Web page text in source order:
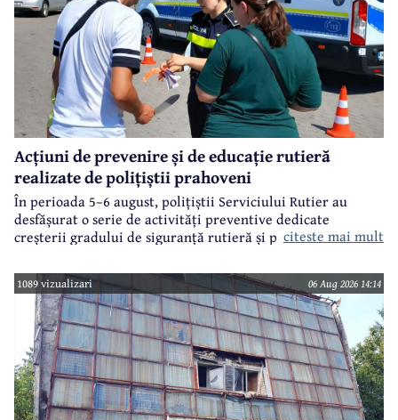
Acțiuni de prevenire și de educație rutieră
realizate de polițiștii prahoveni
În perioada 5–6 august, polițiștii Serviciului Rutier au
desfășurat o serie de activități preventive dedicate
creșterii gradului de siguranță rutieră și promovării unui
estival.
citeste mai mult
1089 vizualizari 06 Aug 2026 14:14